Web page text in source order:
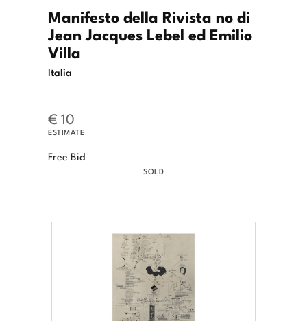
Manifesto della Rivista no di
Jean Jacques Lebel ed Emilio
Villa
Italia
€ 10
ESTIMATE
Free Bid
SOLD